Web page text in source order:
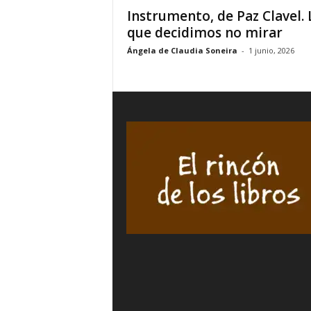
Instrumento, de Paz Clavel.
que decidimos no mirar
Ángela de Claudia Soneira - 1 junio, 2026